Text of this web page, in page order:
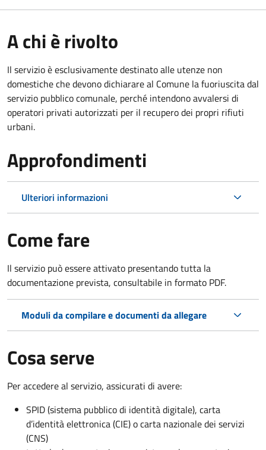
A chi è rivolto
Il servizio è esclusivamente destinato alle utenze non
domestiche che devono dichiarare al Comune la fuoriuscita dal
servizio pubblico comunale, perché intendono avvalersi di
operatori privati autorizzati per il recupero dei propri rifiuti
urbani.
Approfondimenti
Ulteriori informazioni
Come fare
Il servizio può essere attivato presentando tutta la
documentazione prevista, consultabile in formato PDF.
Moduli da compilare e documenti da allegare
Cosa serve
Per accedere al servizio, assicurati di avere:
SPID (sistema pubblico di identità digitale), carta
d’identità elettronica (CIE) o carta nazionale dei servizi
(CNS)